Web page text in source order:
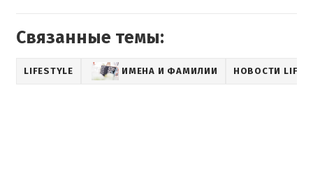
Связанные темы:
LIFESTYLE ИМЕНА И ФАМИЛИИ НОВОСТИ